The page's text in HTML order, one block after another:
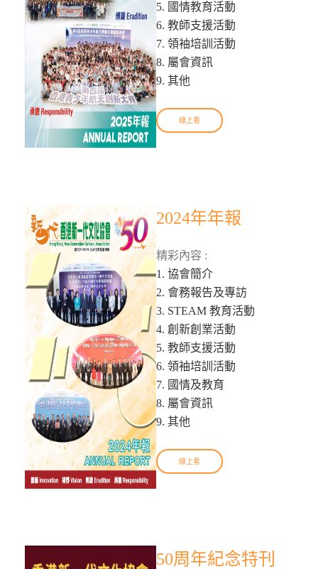
5. 國情教育活動
6. 教師支援活動
7. 領袖培訓活動
8. 屬會資訊
9. 其他
線上看
2024年年報
精彩內容 :
1. 協會簡介
2. 會務報告及專訪
3. STEAM 教育活動
4. 創新創業活動
5. 教師支援活動
6. 領袖培訓活動
7. 國情及教育
8. 屬會資訊
9. 其他
線上看
50周年紀念特刊